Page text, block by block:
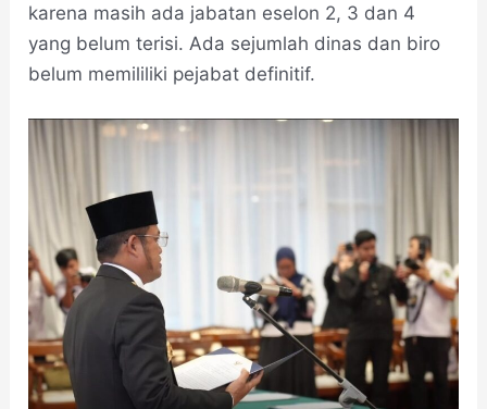
karena masih ada jabatan eselon 2, 3 dan 4
yang belum terisi. Ada sejumlah dinas dan biro
belum memililiki pejabat definitif.